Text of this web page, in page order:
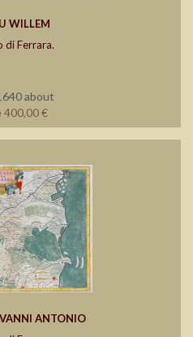
WILLEM
di Ferrara.
about
400,00 €
ANTONIO